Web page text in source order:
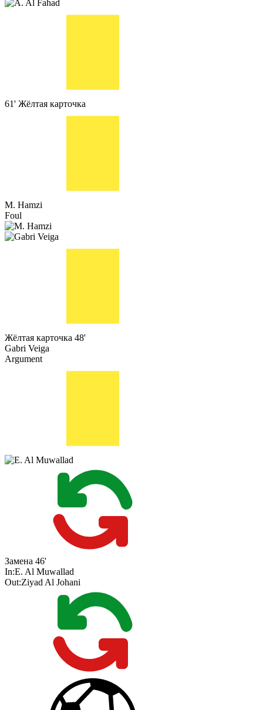
61' Жёлтая карточка
M. Hamzi
Foul
Жёлтая карточка 48'
Gabri Veiga
Argument
Замена 46'
In:E. Al Muwallad
Out:Ziyad Al Johani